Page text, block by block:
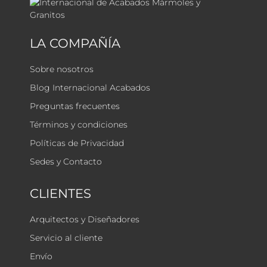
LA COMPAÑÍA
Sobre nosotros
Blog Internacional Acabados
Preguntas frecuentes
Términos y condiciones
Políticas de Privacidad
Sedes y Contacto
CLIENTES
Arquitectos y Diseñadores
Servicio al cliente
Envío